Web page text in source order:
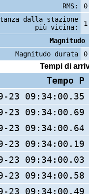
RMS:
dalla stazione
più vicina:
Magnitudo
Magnitudo durata
Tempi di
Tempo
23
23
23
23
23
23
23